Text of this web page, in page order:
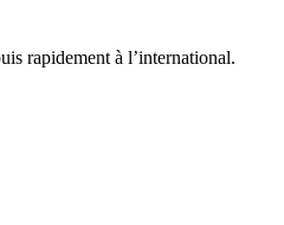
rapidement à l’international.